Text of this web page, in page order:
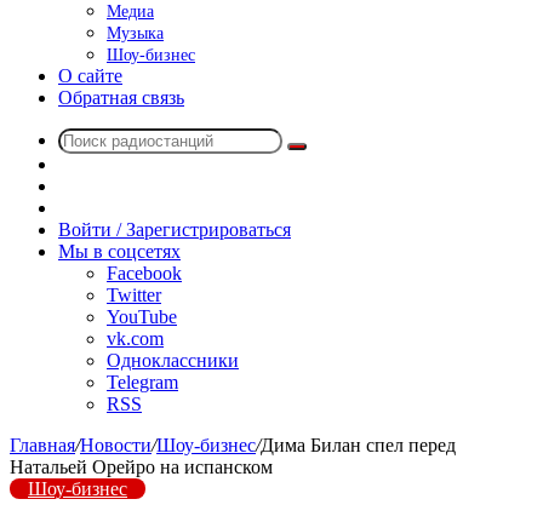
Медиа
Музыка
Шоу-бизнес
О сайте
Обратная связь
Поиск
радио
Войти / Зарегистрироваться
Мы в соцсетях
Facebook
Twitter
YouTube
vk.com
Одноклассники
Telegram
RSS
Главная/Новости/Шоу-бизнес/Дима Билан спел перед
Натальей Орейро на испанском
Шоу-бизнес